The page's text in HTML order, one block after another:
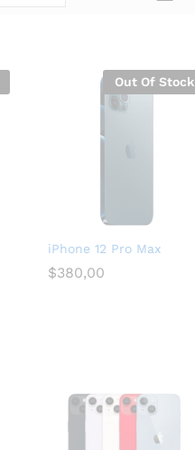
Out Of Stock
iPhone 12 Pro Max
$380,00